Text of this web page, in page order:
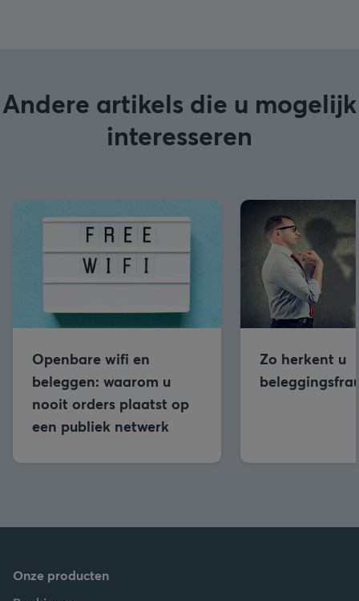
Andere artikels die u mogelijk
interesseren
Openbare wifi en
beleggen: waarom u
nooit orders plaatst op
een publiek netwerk
Zo herkent u
Onze producten